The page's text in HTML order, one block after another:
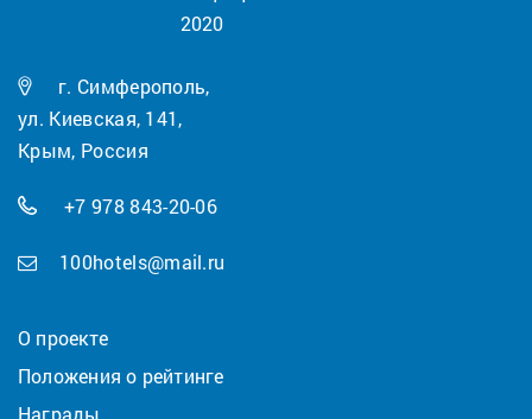
2020
г. Симферополь,
ул. Киевская, 141,
Крым, Россия
+7 978 843-20-06
100hotels@mail.ru
О проекте
Положения о рейтинге
Награды